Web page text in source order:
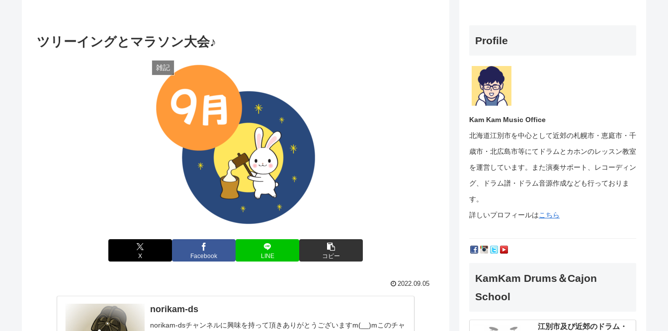
ツリーイングとマラソン大会♪
雑記
X Facebook LINE コピー
2022.09.05
norikam-ds
norikam-dsチャンネルに興味を持って頂きありがとうございますm(__)mこのチャ
Profile
Kam Kam Music Office
北海道江別市を中心として近郊の札幌市・恵庭市・千
歳市・北広島市等にて ドラムとカホンのレッスン教室
を運営しています。
また演奏サポート、レコーディン
グ、ドラム譜・ドラム音源作成なども行っておりま
す。
詳しいプロフィールはこちら
KamKam Drums＆Cajon
School
江別市及び近郊のドラム・